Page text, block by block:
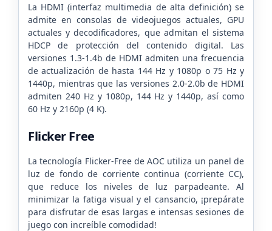
La HDMI (interfaz multimedia de alta definición) se
admite en consolas de videojuegos actuales, GPU
actuales y decodificadores, que admitan el sistema
HDCP de protección del contenido digital. Las
versiones 1.3-1.4b de HDMI admiten una frecuencia
de actualización de hasta 144 Hz y 1080p o 75 Hz y
1440p, mientras que las versiones 2.0-2.0b de HDMI
admiten 240 Hz y 1080p, 144 Hz y 1440p, así como
60 Hz y 2160p (4 K).
Flicker Free
La tecnología Flicker-Free de AOC utiliza un panel de
luz de fondo de corriente continua (corriente CC),
que reduce los niveles de luz parpadeante. Al
minimizar la fatiga visual y el cansancio, ¡prepárate
para disfrutar de esas largas e intensas sesiones de
juego con increíble comodidad!